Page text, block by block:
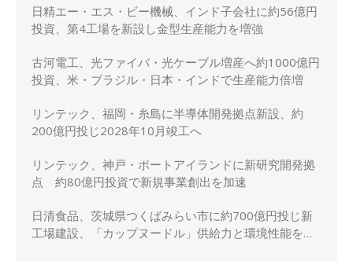
日精エー・エス・ビー機械、インド子会社に約56億円
投資、第4工場を新設し金型生産能力を増強
古河電工、光ファイバ・光ケーブル増産へ約1000億円
投資、米・ブラジル・日本・インドで生産能力倍増
リンテック、福岡・糸島に半導体開発拠点新設、約
200億円投じ2028年10月竣工へ
リンテック、神戸・ポートアイランドに新研究開発拠
点 約80億円投資で新規事業創出を加速
日清食品、茨城県つくばみらい市に約700億円投じ新
工場建設、「カップヌードル」供給力と環境性能を強